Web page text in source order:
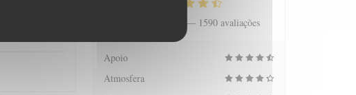
Avaliação média — 1590 avaliações
Apoio
Atmosfera